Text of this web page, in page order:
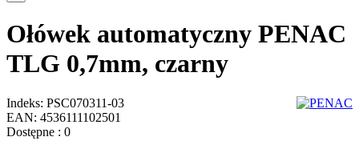
Ołówek automatyczny PENAC
TLG 0,7mm, czarny
Indeks: PSC070311-03
EAN: 4536111102501
Dostępne : 0